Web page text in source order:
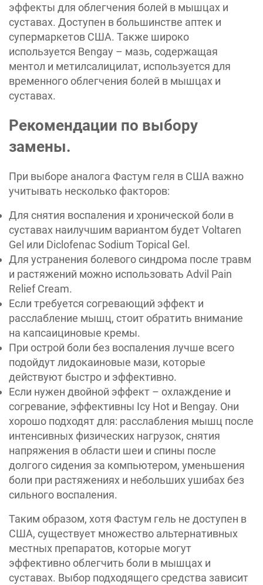
эффекты для облегчения болей в мышцах и
суставах. Доступен в большинстве аптек и
супермаркетов США. Также широко
используется Bengay – мазь, содержащая
ментол и метилсалицилат, используется для
временного облегчения болей в мышцах и
суставах.
Рекомендации по выбору
замены.
При выборе аналога Фастум геля в США важно
учитывать несколько факторов:
Для снятия воспаления и хронической боли в
суставах наилучшим вариантом будет Voltaren
Gel или Diclofenac Sodium Topical Gel.
Для устранения болевого синдрома после травм
и растяжений можно использовать Advil Pain
Relief Cream.
Если требуется согревающий эффект и
расслабление мышц, стоит обратить внимание
на капсаициновые кремы.
При острой боли без воспаления лучше всего
подойдут лидокаиновые мази, которые
действуют быстро и эффективно.
Если нужен двойной эффект – охлаждение и
согревание, эффективны Icy Hot и Bengay. Они
хорошо подходят для: расслабления мышц после
интенсивных физических нагрузок, снятия
напряжения в области шеи и спины после
долгого сидения за компьютером, уменьшения
боли при растяжениях и небольших ушибах без
сильного воспаления.
Таким образом, хотя Фастум гель не доступен в
США, существует множество альтернативных
местных препаратов, которые могут
эффективно облегчить боли в мышцах и
суставах. Выбор подходящего средства зависит